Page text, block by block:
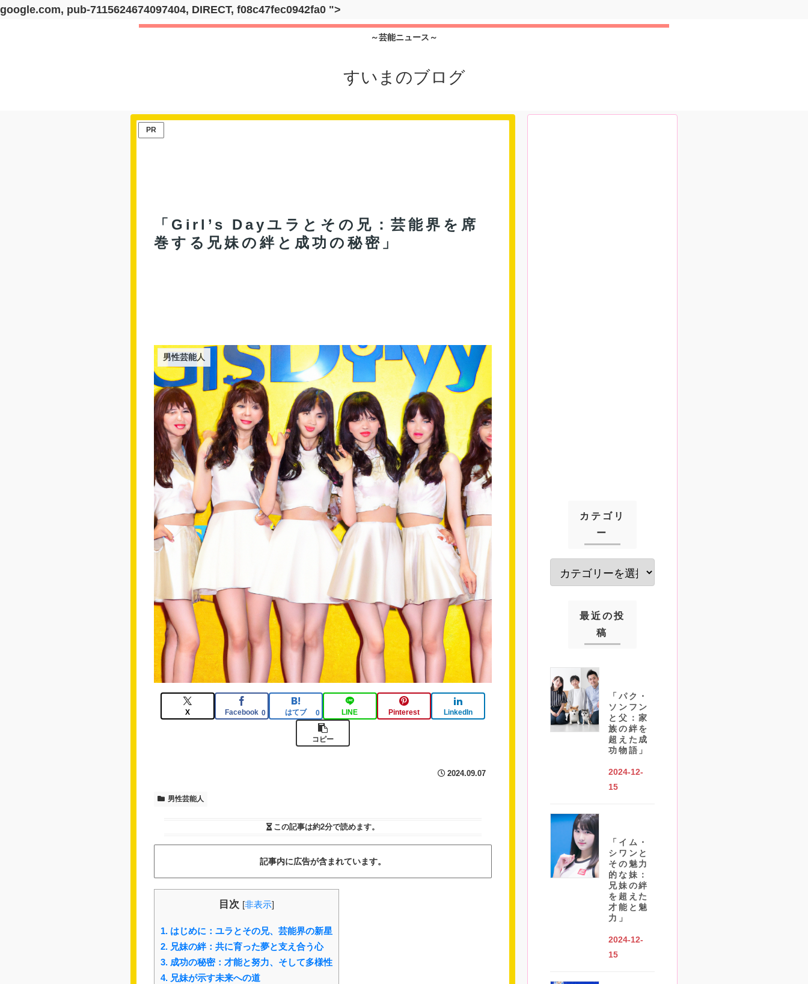
google.com, pub-7115624674097404, DIRECT, f08c47fec0942fa0 ">
～芸能ニュース～
すいまのブログ
PR
「Girl’s Dayユラとその兄：芸能界を席
巻する兄妹の絆と成功の秘密」
男性芸能人
X Facebook 0 はてブ 0 LINE Pinterest LinkedIn
コピー
2024.09.07
男性芸能人
この記事は約2分で読めます。
記事内に広告が含まれています。
目次 [非表示]
1. はじめに：ユラとその兄、芸能界の新星
2. 兄妹の絆：共に育った夢と支え合う心
3. 成功の秘密：才能と努力、そして多様性
4. 兄妹が示す未来への道
カテゴリ
ー
最近の投
稿
「パク・
ソンフン
と父：家
族の絆を
超えた成
功物語」
2024-12-
15
「イム・
シワンと
その魅力
的な妹：
兄妹の絆
を超えた
才能と魅
力」
2024-12-
15